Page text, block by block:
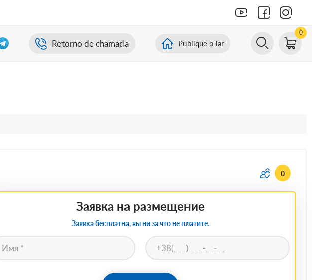
Retorno de chamada Publique o lar
0
0
Заявка на размещение
Заявка бесплатна, вы ни за что не платите.